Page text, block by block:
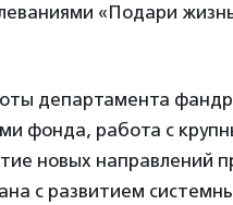
«Подари
департамента
фонда, работа с
новых направлений
с развитием